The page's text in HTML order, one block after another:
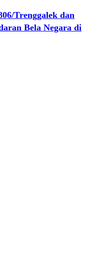
Trenggalek dan
Bela Negara di